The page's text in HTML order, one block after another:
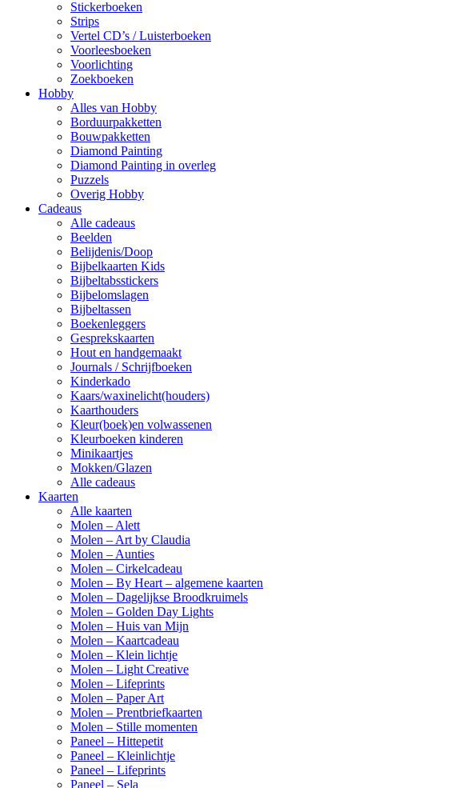
Stickerboeken
Strips
Vertel CD’s / Luisterboeken
Voorleesboeken
Voorlichting
Zoekboeken
Hobby
Alles van Hobby
Borduurpakketten
Bouwpakketten
Diamond Painting
Diamond Painting in overleg
Puzzels
Overig Hobby
Cadeaus
Alle cadeaus
Beelden
Belijdenis/Doop
Bijbelkaarten Kids
Bijbeltabsstickers
Bijbelomslagen
Bijbeltassen
Boekenleggers
Gesprekskaarten
Hout en handgemaakt
Journals / Schrijfboeken
Kinderkado
Kaars/waxinelicht(houders)
Kaarthouders
Kleur(boek)en volwassenen
Kleurboeken kinderen
Minikaartjes
Mokken/Glazen
Alle cadeaus
Kaarten
Alle kaarten
Molen – Alett
Molen – Art by Claudia
Molen – Aunties
Molen – Cirkelcadeau
Molen – By Heart – algemene kaarten
Molen – Dagelijkse Broodkruimels
Molen – Golden Day Lights
Molen – Huis van Mijn
Molen – Kaartcadeau
Molen – Klein lichtje
Molen – Light Creative
Molen – Lifeprints
Molen – Paper Art
Molen – Prentbriefkaarten
Molen – Stille momenten
Paneel – Hittepetit
Paneel – Kleinlichtje
Paneel – Lifeprints
Paneel – Sela